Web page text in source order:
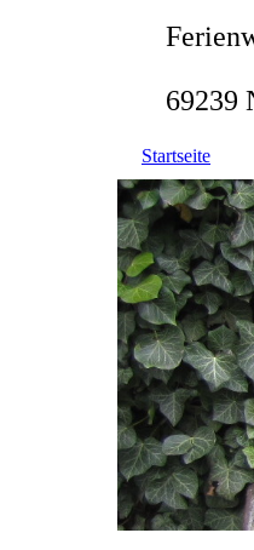
69239
Startseite